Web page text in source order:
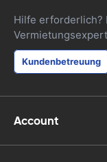
Hilfe erforderlich?
Kundenbetreuung
Account